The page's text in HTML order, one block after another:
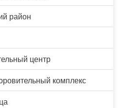
район
центр
комплекс